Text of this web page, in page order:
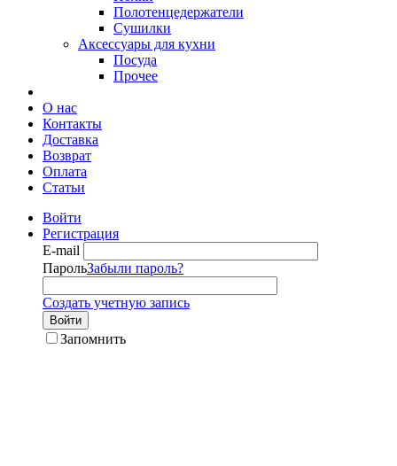
Полотенцедержатели
Сушилки
Аксессуары для кухни
Посуда
Прочее
О нас
Контакты
Доставка
Возврат
Оплата
Статьи
Войти
Регистрация
E-mail
ПарольЗабыли пароль?
Создать учетную запись
Войти
Запомнить